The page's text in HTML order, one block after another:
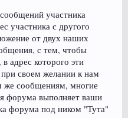
участника
участника с другого
от двух наших
с тем, чтобы
адрес которого эти
своем желании к нам
же сообщениям, многие
форума выполняет ваши
форума под ником "Тута"